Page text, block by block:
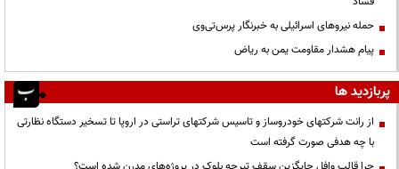
حمله نیروهای اسرائیلی به خبرنگار پرس‌تی‌وی
پیام هشدار مقاومت یمن به ریاض
پربازدید ها
از رانت‌ شرکتهای خودروساز و تاسیس شرکتهای تراستی در اروپا تا تسخیر دستگاه نظارتی
با چه هدفی صورت گرفته است